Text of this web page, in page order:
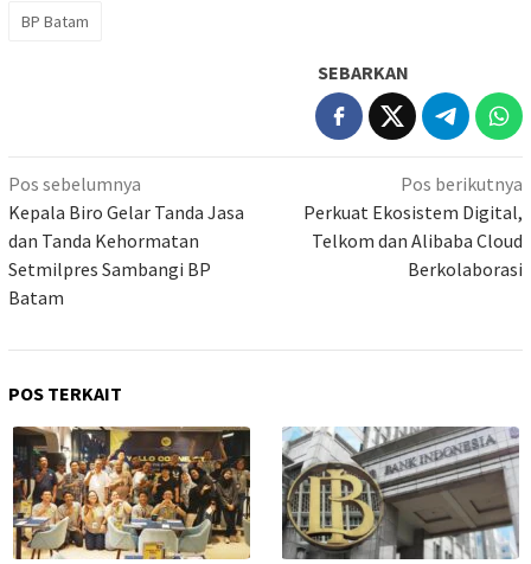
BP Batam
SEBARKAN
Navigasi
pos
Pos sebelumnya
Kepala Biro Gelar Tanda Jasa
dan Tanda Kehormatan
Setmilpres Sambangi BP
Batam
Pos berikutnya
Perkuat Ekosistem Digital,
Telkom dan Alibaba Cloud
Berkolaborasi
POS TERKAIT